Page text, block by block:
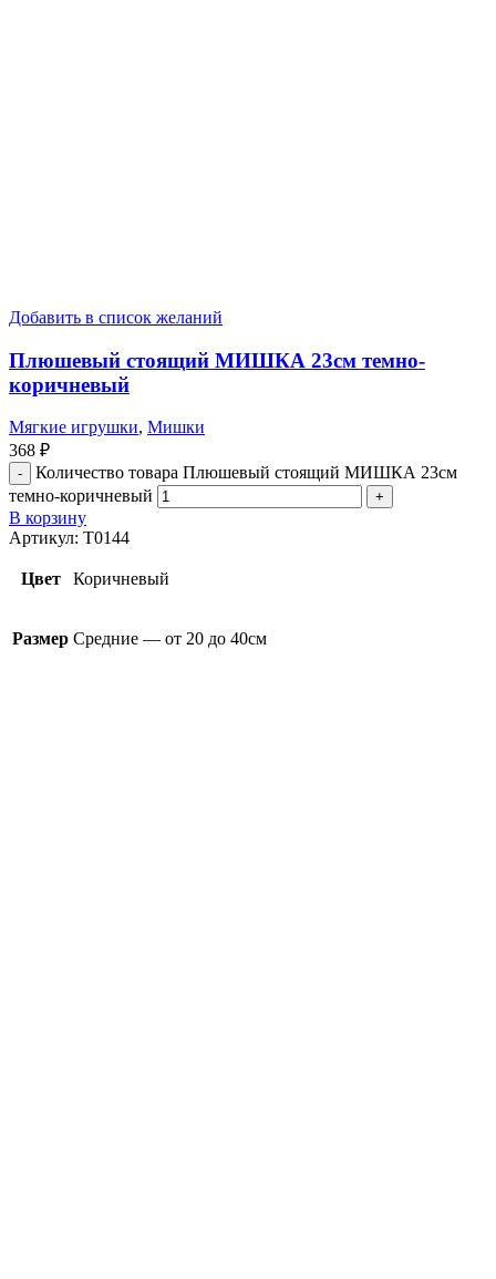
Добавить в список желаний
Плюшевый стоящий МИШКА 23см темно-
коричневый
Мягкие игрушки, Мишки
368 ₽
Количество товара Плюшевый стоящий МИШКА 23см
темно-коричневый
В корзину
Артикул: T0144
Цвет Коричневый
Размер Средние — от 20 до 40см